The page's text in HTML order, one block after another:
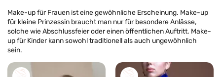
Make-up für Frauen ist eine gewöhnliche Erscheinung. Make-up
für kleine Prinzessin braucht man nur für besondere Anlässe,
solche wie Abschlussfeier oder einen öffentlichen Auftritt. Make-
up für Kinder kann sowohl traditionell als auch ungewöhnlich
sein.